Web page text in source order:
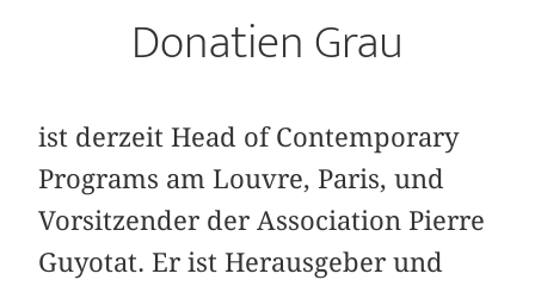
Donatien Grau
ist derzeit Head of Contemporary
Programs am Louvre, Paris, und
Vorsitzender der Association Pierre
Guyotat. Er ist Herausgeber und